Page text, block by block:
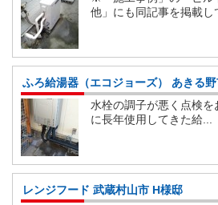
他」にも同記事を掲載し
ふろ給湯器（エコジョーズ） あきる
水栓の調子が悪く点検
に長年使用してきた給...
レンジフード 武蔵村山市 H様邸